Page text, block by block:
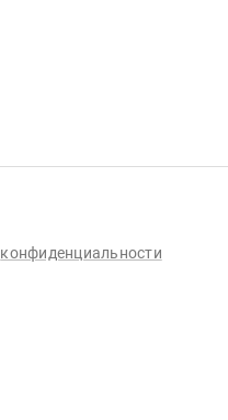
конфиденциальности